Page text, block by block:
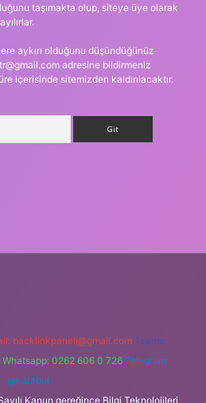
taşımakta olup, siteye üye olarak
aykırı olduğunu düşündüğünüz
adresine bildirmeniz
içerisinde sitemizden kaldırılacaktır.
backlinkpaneli@gmail.com Teams:
Whatsapp: 0262 606 0 726 Telegram:
@karabul
Kanun gereğince Bilgi Teknolojileri